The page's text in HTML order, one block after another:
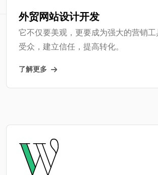
外贸网站设计开发
它不仅要美观，更要成为强大的营销
受众，建立信任，提高转化。
了解更多